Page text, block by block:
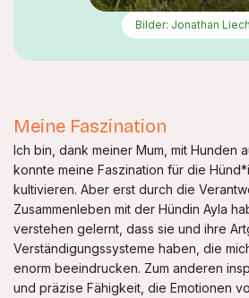
Bilder: Jonathan
Meine Faszination
Ich bin, dank meiner Mum, mit Hunden
konnte meine Faszination für die
kultivieren. Aber erst durch die
Zusammenleben mit der Hündin Ayla
verstehen gelernt, dass sie und ihre
Verständigungssysteme haben, die
enorm beeindrucken. Zum anderen
und präzise Fähigkeit, die Emotionen